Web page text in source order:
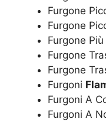
Furgone
Furgone
Furgone
Furgone
Furgone
Furgoni
Furgoni A
Furgoni A